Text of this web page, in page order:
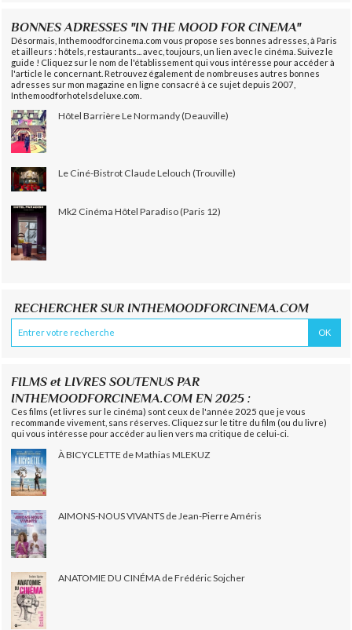
BONNES ADRESSES "IN THE MOOD FOR CINEMA"
Désormais, Inthemoodforcinema.com vous propose ses bonnes adresses, à Paris
et ailleurs : hôtels, restaurants... avec, toujours, un lien avec le cinéma. Suivez le
guide ! Cliquez sur le nom de l'établissement qui vous intéresse pour accéder à
l'article le concernant. Retrouvez également de nombreuses autres bonnes
adresses sur mon magazine en ligne consacré à ce sujet depuis 2007,
Inthemoodforhotelsdeluxe.com.
Hôtel Barrière Le Normandy (Deauville)
Le Ciné-Bistrot Claude Lelouch (Trouville)
Mk2 Cinéma Hôtel Paradiso (Paris 12)
RECHERCHER SUR INTHEMOODFORCINEMA.COM
FILMS et LIVRES SOUTENUS PAR
INTHEMOODFORCINEMA.COM EN 2025 :
Ces films (et livres sur le cinéma) sont ceux de l'année 2025 que je vous
recommande vivement, sans réserves. Cliquez sur le titre du film (ou du livre)
qui vous intéresse pour accéder au lien vers ma critique de celui-ci.
À BICYCLETTE de Mathias MLEKUZ
AIMONS-NOUS VIVANTS de Jean-Pierre Améris
ANATOMIE DU CINÉMA de Frédéric Sojcher